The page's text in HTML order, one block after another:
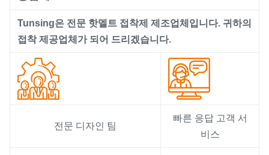
Tunsing은 전문 핫멜트 접착제 제조업체입니다. 귀하의
접착 제공업체가 되어 드리겠습니다.
전문 디자인 팀
빠른 응답 고객 서
비스